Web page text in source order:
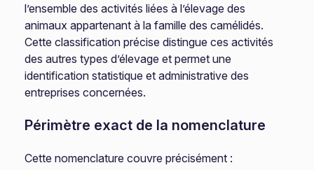
l’ensemble des activités liées à l’élevage des
animaux appartenant à la famille des camélidés.
Cette classification précise distingue ces activités
des autres types d’élevage et permet une
identification statistique et administrative des
entreprises concernées.
Périmètre exact de la nomenclature
Cette nomenclature couvre précisément :